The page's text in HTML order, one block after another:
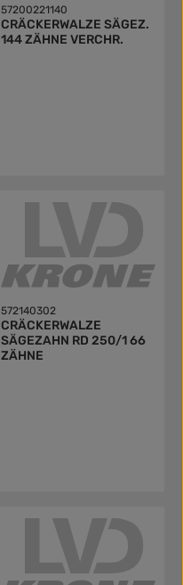
57200221140
CRÄCKERWALZE SÄGEZ.
144 ZÄHNE VERCHR.
572140302
CRÄCKERWALZE
SÄGEZAHN RD 250/1 66
ZÄHNE